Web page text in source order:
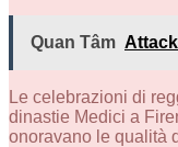
Quan Tâm
Le celebrazioni di
dinastie Medici a
onoravano le qualità